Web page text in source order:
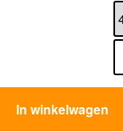
In winkelwagen